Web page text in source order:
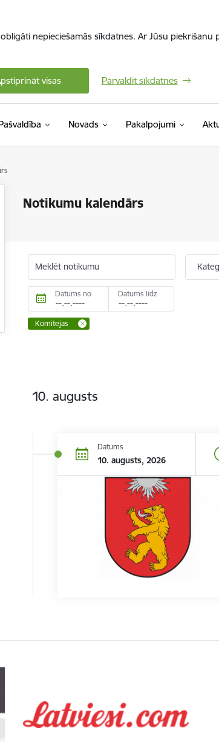
nepieciešamās sīkdatnes. Ar Jūsu
visas Pārvaldīt sīkdatnes
Novads Pakalpojumi
Notikumu kalendārs
Meklēt notikumu
Datums no Datums līdz
Komitejas
10. augusts
Datums
10. augusts, 2026